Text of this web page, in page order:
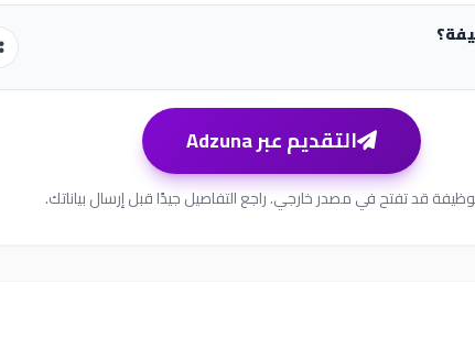
التقديم عبر Adzuna
قد تفتح في مصدر خارجي. راجع التفاصيل جيدًا قبل إرسال بياناتك.